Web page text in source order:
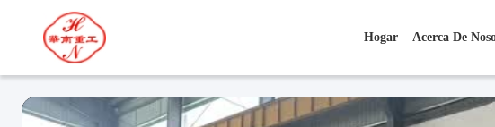
Hogar Acerca De